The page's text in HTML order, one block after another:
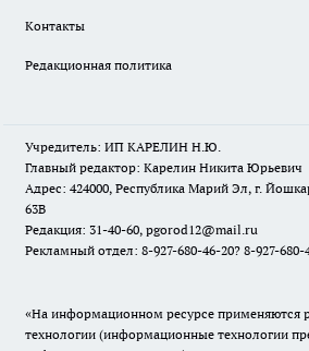
Контакты
Редакционная политика
Учредитель: ИП КАРЕЛИН Н.Ю.
Главный редактор: Карелин Никита Юрьевич
Адрес: 424000, Республика Марий Эл, г.
63В
Редакция: 31-40-60, pgorod12@mail.ru
Рекламный отдел: 8-927-680-46-20? 8-927-
«На информационном ресурсе применяются
технологии (информационные технологии